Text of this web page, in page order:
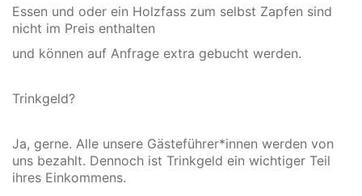
Essen und oder ein Holzfass zum selbst Zapfen sind
nicht im Preis enthalten
und können auf Anfrage extra gebucht werden.
Trinkgeld?
Ja, gerne. Alle unsere Gästeführer*innen werden von
uns bezahlt. Dennoch ist Trinkgeld ein wichtiger Teil
ihres Einkommens.